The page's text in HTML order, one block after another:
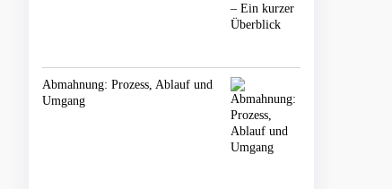
Abmahnung: Prozess, Ablauf und
Umgang